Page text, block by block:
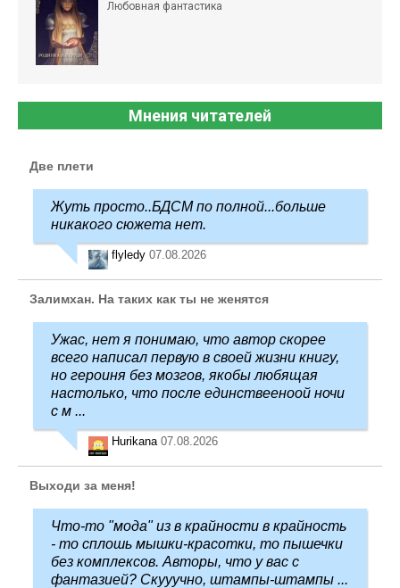
Любовная фантастика
Мнения читателей
Две плети
Жуть просто..БДСМ по полной...больше
никакого сюжета нет.
flyledy 07.08.2026
Залимхан. На таких как ты не женятся
Ужас, нет я понимаю, что автор скорее
всего написал первую в своей жизни книгу,
но героиня без мозгов, якобы любящая
настолько, что после единствееноой ночи
с м ...
Hurikana 07.08.2026
Выходи за меня!
Что-то "мода" из в крайности в крайность
- то сплошь мышки-красотки, то пышечки
без комплексов. Авторы, что у вас с
фантазией? Скууучно, штампы-штампы ...